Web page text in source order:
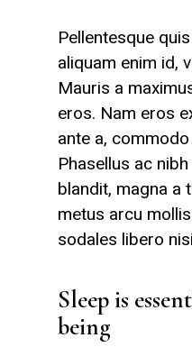
Pellentesque
aliquam enim id,
Mauris a
eros. Nam eros
ante a,
Phasellus ac
blandit, magna a
metus arcu
sodales libero
Sleep is
being